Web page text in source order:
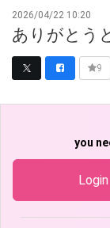
2026/04/22 10:20
ありがとう
9
you
Login